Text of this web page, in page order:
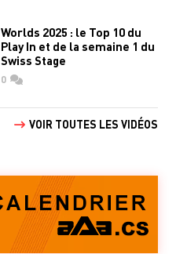
Worlds 2025 : le Top 10 du
Play In et de la semaine 1 du
Swiss Stage
0commentaires
VOIR TOUTES LES VIDÉOS